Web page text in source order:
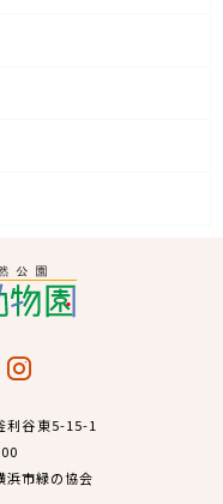
谷東5-15-1
浜市緑の協会